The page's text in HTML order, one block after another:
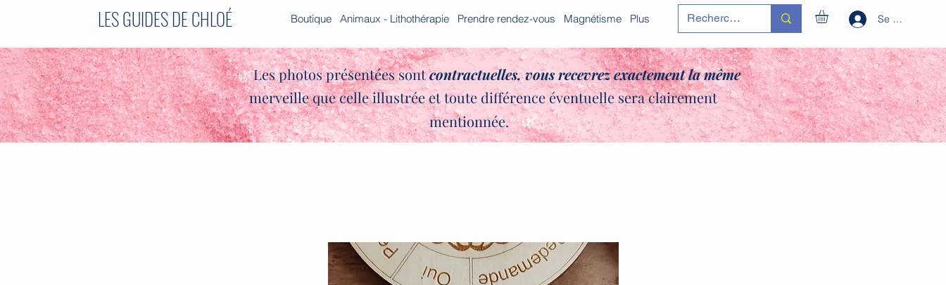
LES GUIDES DE CHLOÉ Boutique Animaux - Lithothérapie Prendre rendez-vous Magnétisme Plus Se connecter
✨🌿Les photos présentées sontcontractuelles,vous recevrez exactement la même
merveille que celle illustrée et toute différence éventuelle sera clairement
mentionnée.✨🌿